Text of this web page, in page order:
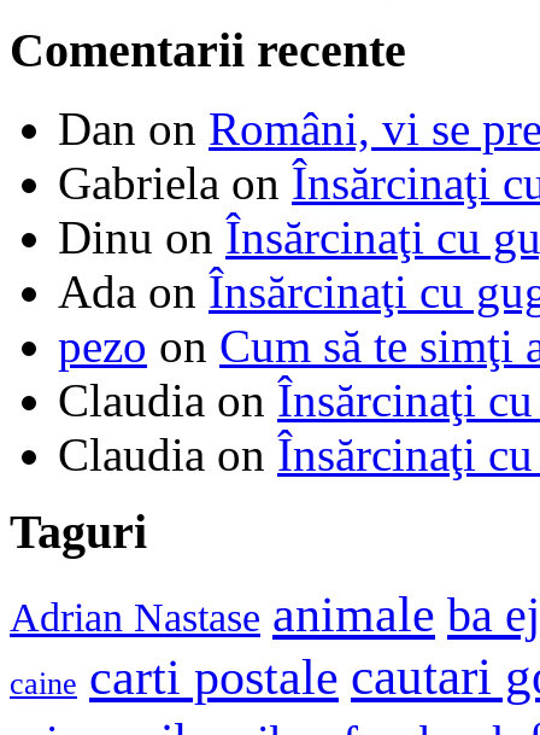
Comentarii recente
Dan on Români, vi se
Gabriela on Însărcinaţi
Dinu on Însărcinaţi cu
Ada on Însărcinaţi cu
pezo on Cum să te simţi
Claudia on Însărcinaţi
Claudia on Însărcinaţi
Taguri
Adrian Nastase animale ba
caine carti postale cautari